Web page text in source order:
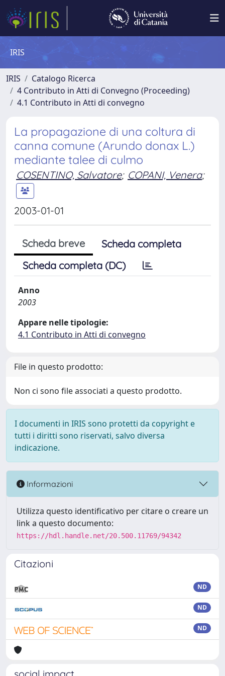
IRIS
IRIS
Catalogo Ricerca
4 Contributo in Atti di Convegno (Proceeding)
4.1 Contributo in Atti di convegno
La propagazione di una coltura di
canna comune (Arundo donax L.)
mediante talee di culmo
COSENTINO, Salvatore; COPANI, Venera;
2003-01-01
Scheda breve
Scheda completa
Scheda completa (DC)
Anno
2003
Appare nelle tipologie:
4.1 Contributo in Atti di convegno
File in questo prodotto:
Non ci sono file associati a questo prodotto.
I documenti in IRIS sono protetti da copyright e
tutti i diritti sono riservati, salvo diversa
indicazione.
Informazioni
Utilizza questo identificativo per citare o creare un
link a questo documento:
https://hdl.handle.net/20.500.11769/94342
Citazioni
ND
ND
ND